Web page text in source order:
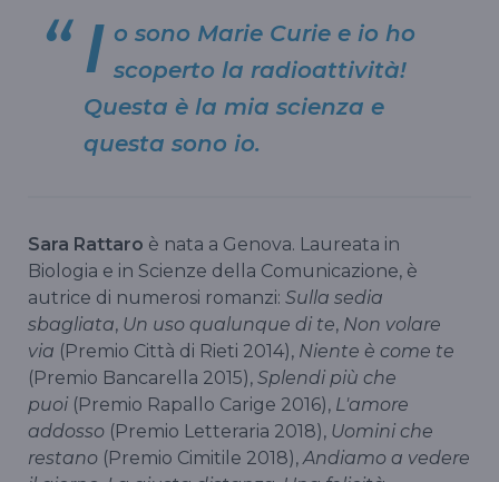
I o sono Marie Curie e io ho
scoperto la radioattività!
Questa è la mia scienza e
questa sono io.
Sara Rattaro è nata a Genova. Laureata in
Biologia e in Scienze della Comunicazione, è
autrice di numerosi romanzi: Sulla sedia
sbagliata, Un uso qualunque di te, Non volare
via (Premio Città di Rieti 2014), Niente è come te
(Premio Bancarella 2015), Splendi più che
puoi (Premio Rapallo Carige 2016), L'amore
addosso (Premio Letteraria 2018), Uomini che
restano (Premio Cimitile 2018),Andiamo a vedere